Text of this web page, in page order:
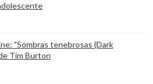
"Sombras tenebrosas (Dark
Tim Burton